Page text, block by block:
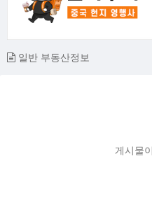
일반 부동산정보
게시물